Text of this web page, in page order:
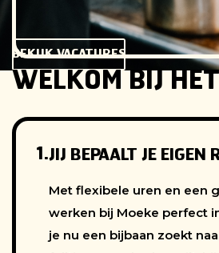
gezelligheid.
BEKIJK VACATURES
WELKOM BIJ
1.JIJ BEPAALT JE EIGEN
Met flexibele uren en een
werken bij Moeke perfect
je nu een bijbaan zoekt